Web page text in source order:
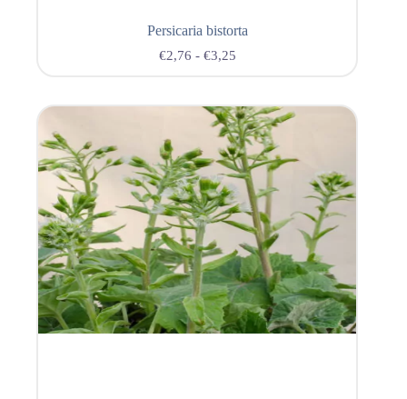
Persicaria bistorta
€2,76 - €3,25